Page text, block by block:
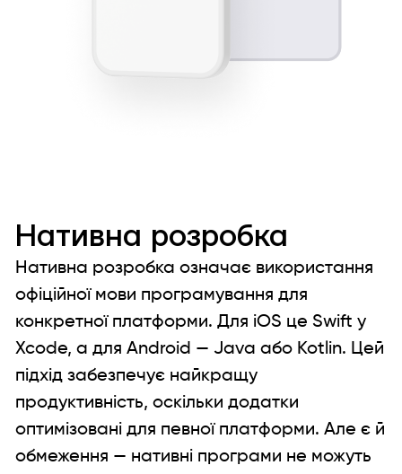
Нативна розробка
Нативна розробка означає використання
офіційної мови програмування для
конкретної платформи. Для iOS це Swift у
Xcode, а для Android — Java або Kotlin. Цей
підхід забезпечує найкращу
продуктивність, оскільки додатки
оптимізовані для певної платформи. Але є й
обмеження — нативні програми не можуть